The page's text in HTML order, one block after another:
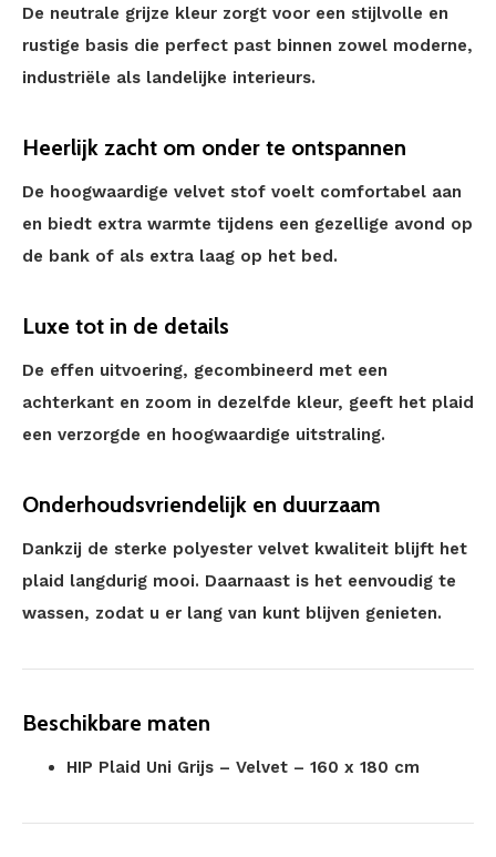
De neutrale grijze kleur zorgt voor een stijlvolle en
rustige basis die perfect past binnen zowel moderne,
industriële als landelijke interieurs.
Heerlijk zacht om onder te ontspannen
De hoogwaardige velvet stof voelt comfortabel aan
en biedt extra warmte tijdens een gezellige avond op
de bank of als extra laag op het bed.
Luxe tot in de details
De effen uitvoering, gecombineerd met een
achterkant en zoom in dezelfde kleur, geeft het plaid
een verzorgde en hoogwaardige uitstraling.
Onderhoudsvriendelijk en duurzaam
Dankzij de sterke polyester velvet kwaliteit blijft het
plaid langdurig mooi. Daarnaast is het eenvoudig te
wassen, zodat u er lang van kunt blijven genieten.
Beschikbare maten
HIP Plaid Uni Grijs – Velvet – 160 x 180 cm